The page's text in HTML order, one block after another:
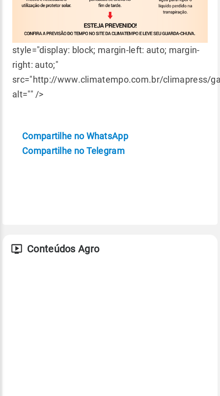
style="display: block; margin-left: auto; margin-
right: auto;"
src="http://www.climatempo.com.br/climapress/
alt="" />
Compartilhe no WhatsApp
Compartilhe no Telegram
Conteúdos Agro